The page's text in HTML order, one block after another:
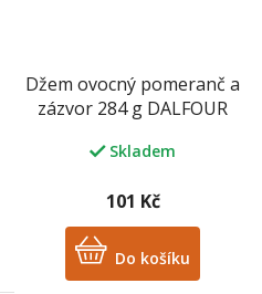
Džem ovocný pomeranč a
zázvor 284 g DALFOUR
Skladem
101 Kč
Do košíku